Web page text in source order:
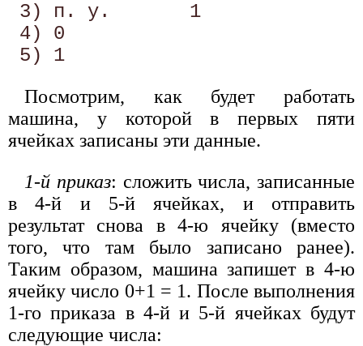
3) п. у.       1
4) 0
Посмотрим, как будет работать
машина, у которой в первых пяти
ячейках записаны эти данные.
1-й приказ: сложить числа, записанные
в 4-й и 5-й ячейках, и отправить
результат снова в 4-ю ячейку (вместо
того, что там было записано ранее).
Таким образом, машина запишет в 4-ю
ячейку число 0+1 = 1. После выполнения
1-го приказа в 4-й и 5-й ячейках будут
следующие числа: